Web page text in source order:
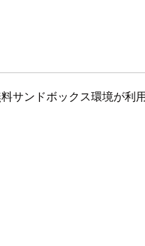
ンドボックス環境が利